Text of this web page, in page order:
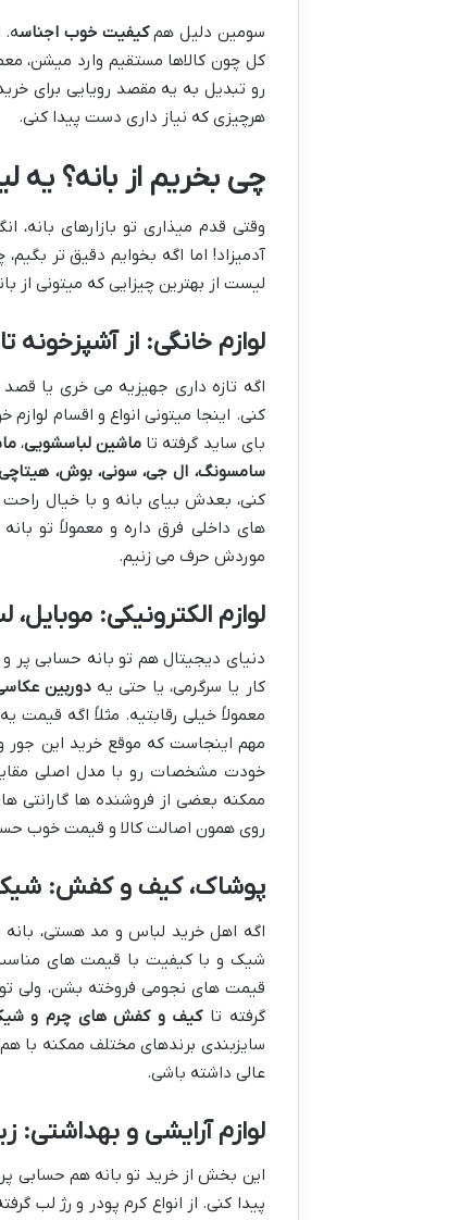
سومین دلیل همکیفیت خوب اجناسه.
کل چون کالاها مستقیم وارد میشن،
رو تبدیل به یه مقصد رویایی برای
هرچیزی که نیاز داری دست پیدا کنی.
چی بخریم از بانه؟
وقتی قدم میذاری تو بازارهای
آدمیزاد! اما اگه بخوایم دقیق تر
لیست از بهترین چیزایی که میتونی از
لوازم خانگی: از
اگه تازه داری جهیزیه می خری یا
کنی. اینجا میتونی انواع و اقسام
بای ساید گرفته تاماشین لباسشویی،
سامسونگ، ال جی، سونی، بوش،
کنی، بعدش بیای بانه و با خیال راحت
های داخلی فرق داره و معمولاً تو
موردش حرف می زنیم.
لوازم الکترونیکی:
دنیای دیجیتال هم تو بانه حسابی پر
کار یا سرگرمی، یا حتی یهدوربین
معمولاً خیلی رقابتیه. مثلاً اگه قیمت
مهم اینجاست که موقع خرید این جور
خودت مشخصات رو با مدل اصلی
ممکنه بعضی از فروشنده ها گارانتی
روی همون اصالت کالا و قیمت خوب
پوشاک، کیف و کفش:
اگه اهل خرید لباس و مد هستی،
شیک و با کیفیت با قیمت های مناسب
قیمت های نجومی فروخته بشن، ولی
گرفته تاکیف و کفش های چرم و
سایزبندی برندهای مختلف ممکنه با
عالی داشته باشی.
لوازم آرایشی و بهداشتی:
این بخش از خرید تو بانه هم حسابی
پیدا کنی. از انواع کرم پودر و رژ لب